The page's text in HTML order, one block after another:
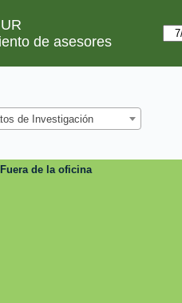
de asesores
de Investigación
Fuera de la oficina